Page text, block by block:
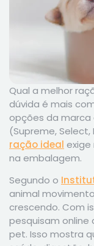
Qual a melhor
dúvida é mais
opções da marca
(Supreme,
ração ideal
na embalagem.
Segundo o
animal
crescendo. Com
pesquisam online
pet. Isso mostra